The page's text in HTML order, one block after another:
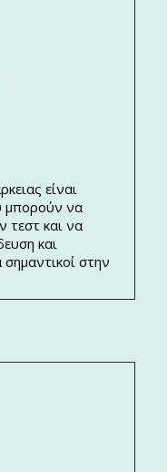
είναι
μπορούν να
τεστ και να
και
σημαντικοί στην